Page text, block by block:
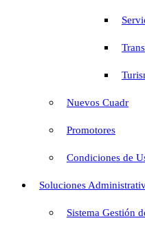
Nuevos Cuadr
Promotores
Condiciones de
Soluciones
Sistema Gestión